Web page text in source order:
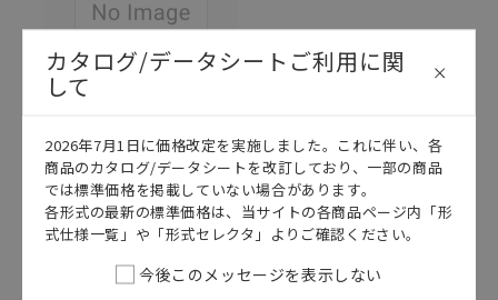
このカタログを選択
カタログ 日本語
SCEB-044E
E32-
カタログ/データシートご利用に関
して
2026年7月1日に価格改定を実施しました。これに伴い、各
商品のカタログ/データシートを改訂しており、一部の商品
では標準価格を掲載していない場合があります。
各形式の最新の標準価格は、当サイトの各商品ページ内「形
式仕様一覧」や「形式セレクタ」よりご確認ください。
今後このメッセージを表示しない